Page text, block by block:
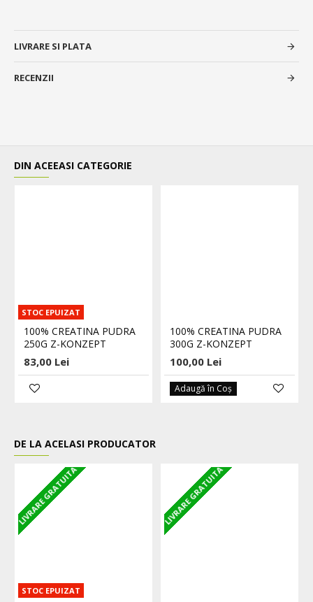
LIVRARE SI PLATA
RECENZII
DIN ACEEASI CATEGORIE
STOC EPUIZAT
100% CREATINA PUDRA
250G Z-KONZEPT
83,00 Lei
100% CREATINA PUDRA
300G Z-KONZEPT
100,00 Lei
Adaugă în Coş
DE LA ACELASI PRODUCATOR
LIVRARE GRATUITA
STOC EPUIZAT
LIVRARE GRATUITA